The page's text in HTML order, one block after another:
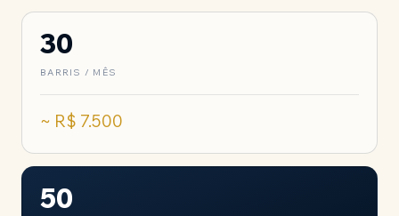
30
BARRIS / MÊS
~ R$ 7.500
50